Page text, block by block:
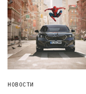
НОВОСТИ